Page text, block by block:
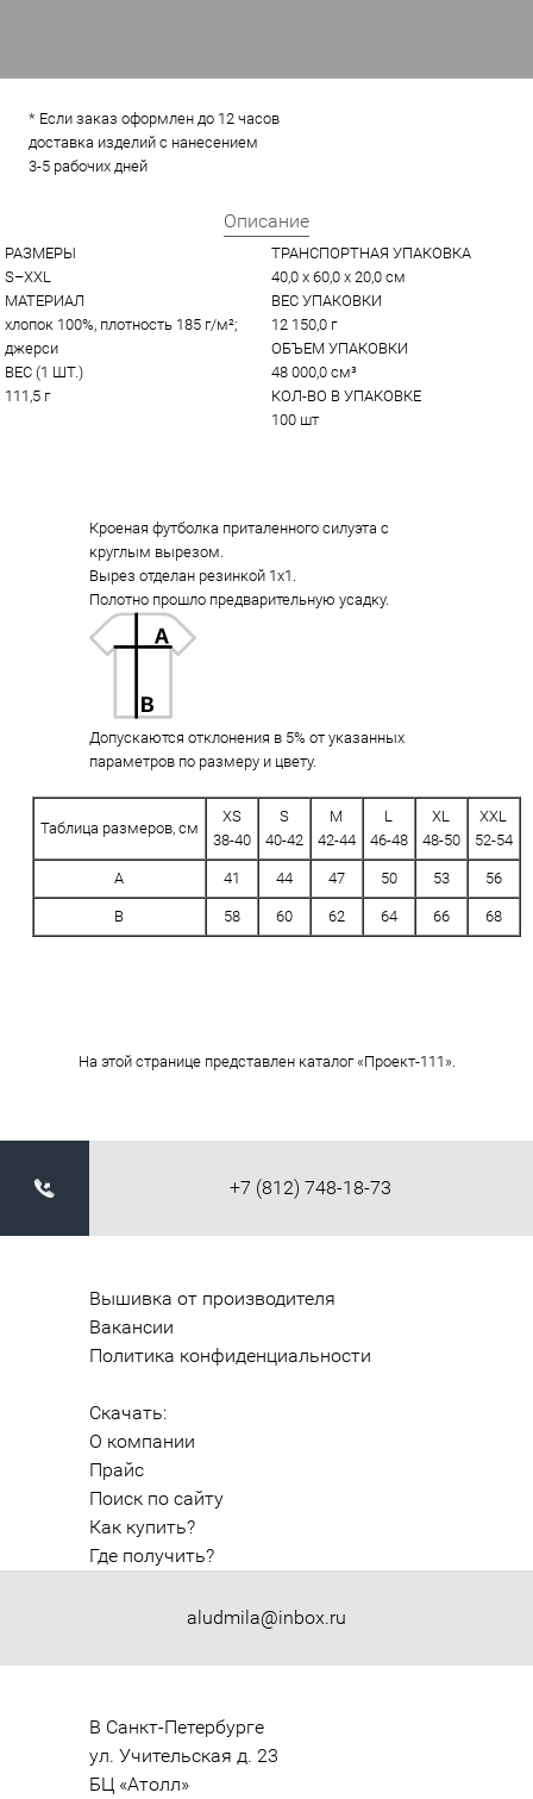
* Если заказ оформлен до 12 часов
доставка изделий с нанесением
3-5 рабочих дней
Описание
РАЗМЕРЫ
S–XXL
МАТЕРИАЛ
хлопок 100%, плотность 185 г/м²;
джерси
ВЕС (1 ШТ.)
111,5 г
ТРАНСПОРТНАЯ УПАКОВКА
40,0 x 60,0 x 20,0 см
ВЕС УПАКОВКИ
12 150,0 г
ОБЪЕМ УПАКОВКИ
48 000,0 см³
КОЛ-ВО В УПАКОВКЕ
100 шт
Кроеная футболка приталенного силуэта с
круглым вырезом.
Вырез отделан резинкой 1х1.
Полотно прошло предварительную усадку.
Допускаются отклонения в 5% от указанных
параметров по размеру и цвету.
Таблица размеров, см
XS
38-40
S
40-42
M
42-44
L
46-48
XL
48-50
XXL
52-54
A 41 44 47 50 53 56
B 58 60 62 64 66 68
На этой странице представлен каталог «Проект-111».
+7 (812) 748-18-73
aludmila@inbox.ru
Вышивка от производителя
Вакансии
Политика конфиденциальности
Скачать:
О компании
Прайс
Поиск по сайту
Как купить?
Где получить?
В Санкт-Петербурге
ул. Учительская д. 23
БЦ «Атолл»